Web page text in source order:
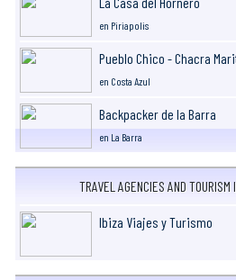
en Piriapolis
Pueblo Chico - Chacra
en Costa Azul
Backpacker de la Barra
en La Barra
TRAVEL AGENCIES AND
Ibiza Viajes y Turismo